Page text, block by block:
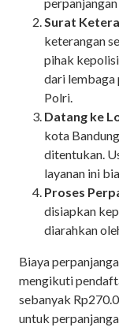
Surat
keterangan
pihak
dari lembaga
Polri.
Datang ke
kota
ditentukan.
layanan ini
Proses
disiapkan
diarahkan
Biaya
mengikuti
sebanyak
untuk